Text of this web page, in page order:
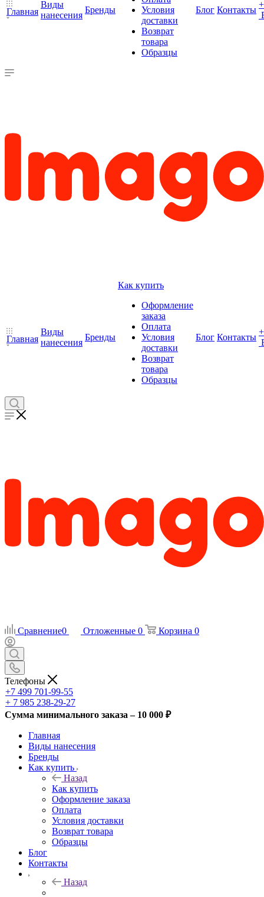
Главная
Виды
нанесения
Бренды
Условия
доставки
Возврат
товара
Образцы
Блог Контакты
+
Главная
Виды
нанесения
Бренды
Как купить
Оформление
заказа
Оплата
Условия
доставки
Возврат
товара
Образцы
Блог Контакты
+
Сравнение0 Отложенные 0 Корзина 0
Телефоны
+7 499 701-99-55
+ 7 985 238-29-27
Сумма минимального заказа – 10 000 ₽
Главная
Виды нанесения
Бренды
Как купить
Назад
Как купить
Оформление заказа
Оплата
Условия доставки
Возврат товара
Образцы
Блог
Контакты
Назад